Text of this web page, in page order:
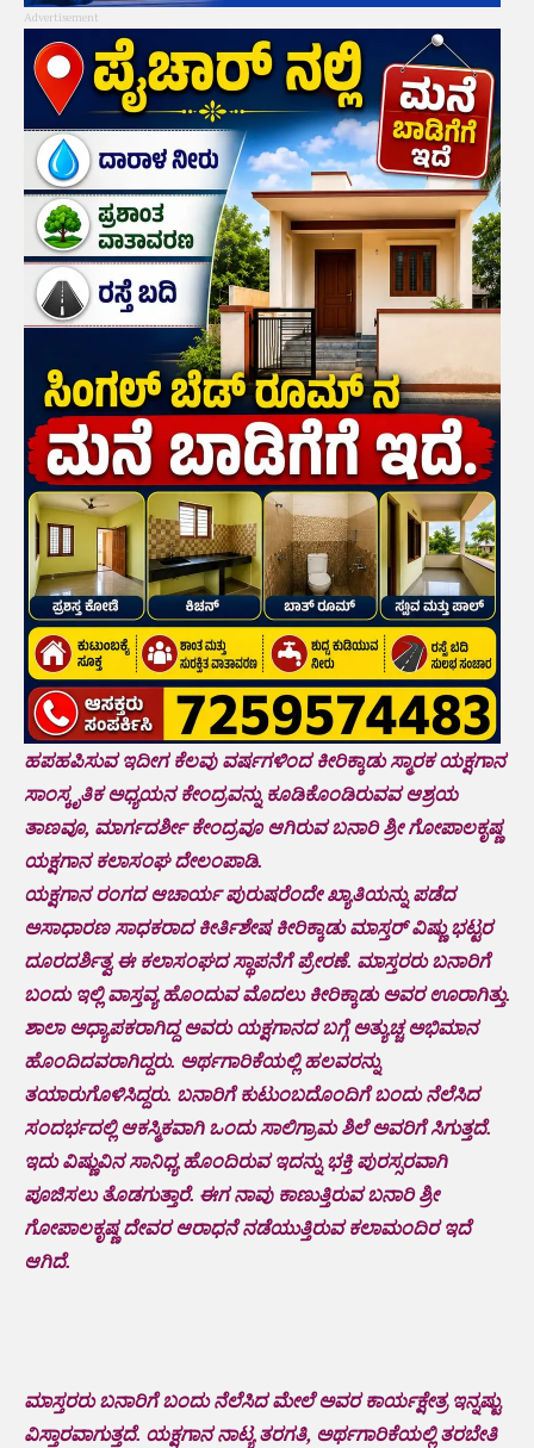
Advertisement
ಹಪಹಪಿಸುವ ಇದೀಗ ಕೆಲವು ವರ್ಷಗಳಿಂದ ಕೀರಿಕ್ಕಾಡು ಸ್ಮಾರಕ ಯಕ್ಷಗಾನ
ಸಾಂಸ್ಕೃತಿಕ ಅಧ್ಯಯನ ಕೇಂದ್ರವನ್ನು ಕೂಡಿಕೊಂಡಿರುವವ ಆಶ್ರಯ
ತಾಣವೂ, ಮಾರ್ಗದರ್ಶೀ ಕೇಂದ್ರವೂ ಆಗಿರುವ ಬನಾರಿ ಶ್ರೀ ಗೋಪಾಲಕೃಷ್ಣ
ಯಕ್ಷಗಾನ ಕಲಾಸಂಘ ದೇಲಂಪಾಡಿ.
ಯಕ್ಷಗಾನ ರಂಗದ ಆಚಾರ್ಯ ಪುರುಷರೆಂದೇ ಖ್ಯಾತಿಯನ್ನು ಪಡೆದ
ಅಸಾಧಾರಣ ಸಾಧಕರಾದ ಕೀರ್ತಿಶೇಷ ಕೀರಿಕ್ಕಾಡು ಮಾಸ್ತರ್ ವಿಷ್ಣು ಭಟ್ಟರ
ದೂರದರ್ಶಿತ್ವ ಈ ಕಲಾಸಂಘದ ಸ್ಥಾಪನೆಗೆ ಪ್ರೇರಣೆ. ಮಾಸ್ತರರು ಬನಾರಿಗೆ
ಬಂದು ಇಲ್ಲಿ ವಾಸ್ತವ್ಯ ಹೊಂದುವ ಮೊದಲು ಕೀರಿಕ್ಕಾಡು ಅವರ ಊರಾಗಿತ್ತು.
ಶಾಲಾ ಅಧ್ಯಾಪಕರಾಗಿದ್ದ ಅವರು ಯಕ್ಷಗಾನದ ಬಗ್ಗೆ ಅತ್ಯುಚ್ಚ ಅಭಿಮಾನ
ಹೊಂದಿದವರಾಗಿದ್ದರು. ಅರ್ಥಗಾರಿಕೆಯಲ್ಲಿ ಹಲವರನ್ನು
ತಯಾರುಗೊಳಿಸಿದ್ದರು. ಬನಾರಿಗೆ ಕುಟುಂಬದೊಂದಿಗೆ ಬಂದು ನೆಲೆಸಿದ
ಸಂದರ್ಭದಲ್ಲಿ ಆಕಸ್ಮಿಕವಾಗಿ ಒಂದು ಸಾಲಿಗ್ರಾಮ ಶಿಲೆ ಅವರಿಗೆ ಸಿಗುತ್ತದೆ.
ಇದು ವಿಷ್ಣುವಿನ ಸಾನಿಧ್ಯ ಹೊಂದಿರುವ ಇದನ್ನು ಭಕ್ತಿ ಪುರಸ್ಸರವಾಗಿ
ಪೂಜಿಸಲು ತೊಡಗುತ್ತಾರೆ. ಈಗ ನಾವು ಕಾಣುತ್ತಿರುವ ಬನಾರಿ ಶ್ರೀ
ಗೋಪಾಲಕೃಷ್ಣ ದೇವರ ಆರಾಧನೆ ನಡೆಯುತ್ತಿರುವ ಕಲಾಮಂದಿರ ಇದೆ
ಆಗಿದೆ.
ಮಾಸ್ತರರು ಬನಾರಿಗೆ ಬಂದು ನೆಲೆಸಿದ ಮೇಲೆ ಅವರ ಕಾರ್ಯಕ್ಷೇತ್ರ ಇನ್ನಷ್ಟು
ವಿಸ್ತಾರವಾಗುತ್ತದೆ. ಯಕ್ಷಗಾನ ನಾಟ್ಯ ತರಗತಿ, ಅರ್ಥಗಾರಿಕೆಯಲ್ಲಿ ತರಬೇತಿ